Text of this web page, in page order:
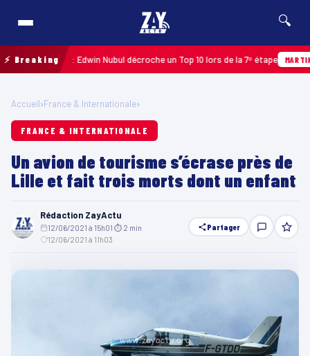
🔍
⚡ Breaking
2026 : Edwin Nubul décroche un Top 10 lors de la 7ᵉ étape MARTINIQUE
Accueil›France & Internationale›
FRANCE & INTERNATIONALE
Un avion de tourisme s’écrase près de
Lille et fait trois morts dont un enfant
Rédaction ZayActu
12/06/2021 à 15h01 ⏱ 2 min
12/06/2021 à 11h03
Partager